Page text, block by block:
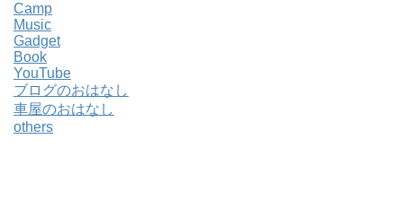
Camp
Music
Gadget
Book
YouTube
ブログのおはなし
車屋のおはなし
others